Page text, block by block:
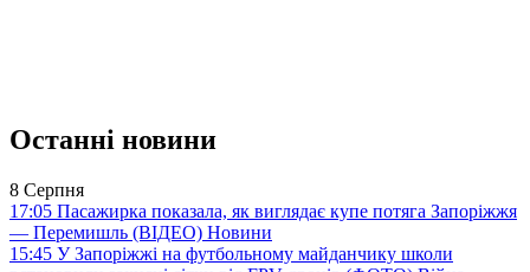
Останні новини
8 Серпня
17:05 Пасажирка показала, як виглядає купе потяга Запоріжжя
— Перемишль (ВІДЕО) Новини
15:45 У Запоріжжі на футбольному майданчику школи